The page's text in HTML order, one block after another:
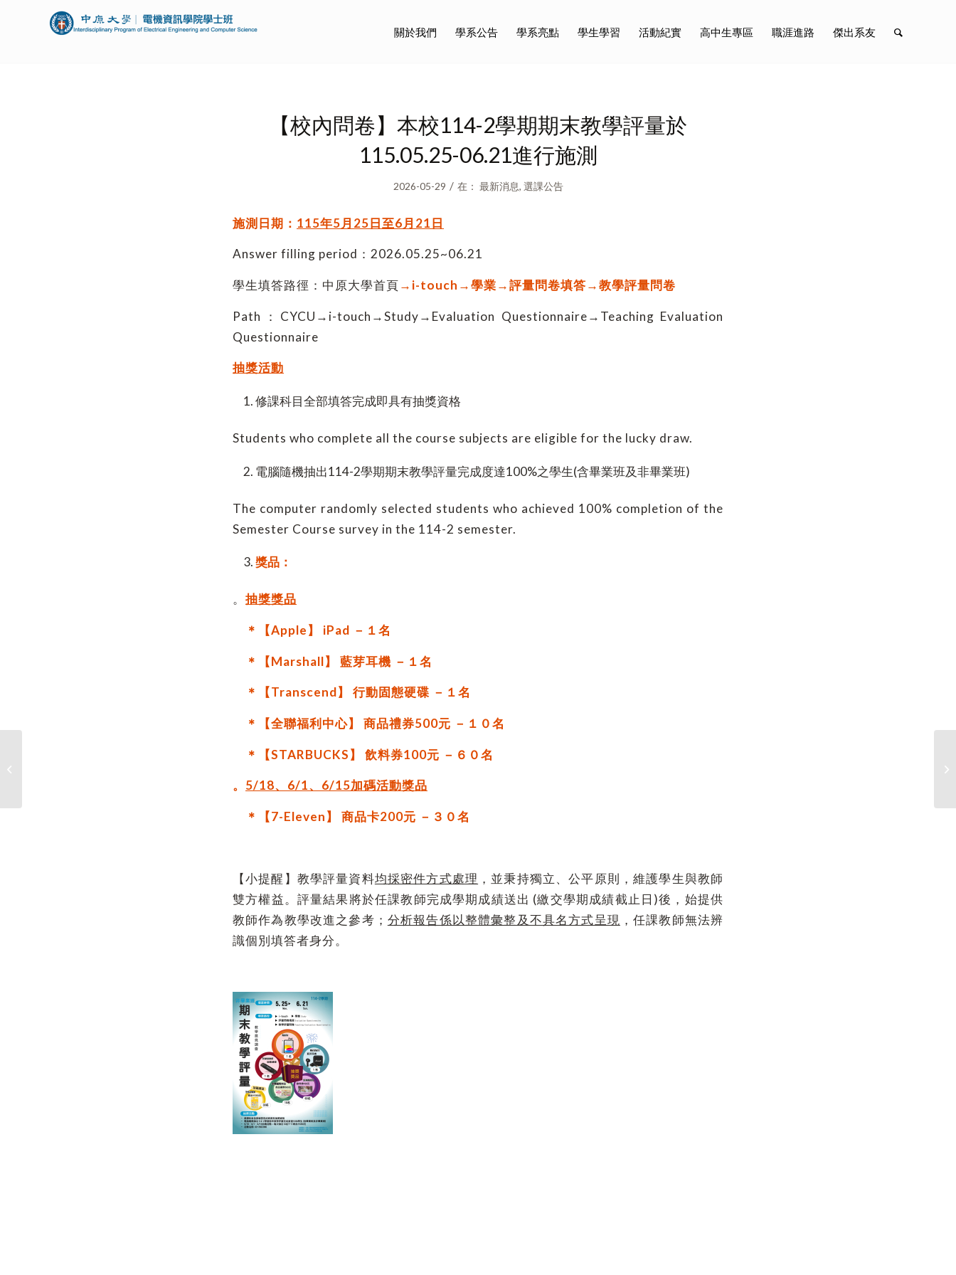
關於我們 學系公告 學系亮點 學生學習 活動紀實 高中生專區 職涯進路 傑出系友
【校內問卷】本校114-2學期期末教學評量於
115.05.25-06.21進行施測
2026-05-29 / 在： 最新消息, 選課公告
施測日期： 115年5月25日至6月21日
Answer filling period：2026.05.25~06.21
學生填答路徑：中原大學首頁→ i-touch →學業→評量問卷填答→教學評量問卷
Path：CYCU→i-touch→Study→Evaluation Questionnaire→Teaching Evaluation
Questionnaire
抽獎活動
修課科目全部填答完成即具有抽獎資格
Students who complete all the course subjects are eligible for the lucky draw.
電腦隨機抽出114-2學期期末教學評量完成度達100%之學生(含畢業班及非畢業班)
The computer randomly selected students who achieved 100% completion of the
Semester Course survey in the 114-2 semester.
獎品：
。 抽獎獎品
＊ 【Apple】 iPad －１名
＊ 【Marshall】 藍芽耳機 －１名
＊ 【Transcend】 行動固態硬碟 －１名
＊ 【全聯福利中心】 商品禮券500元 －１０名
＊ 【STARBUCKS】 飲料券100元 －６０名
。 5/18、6/1、6/15加碼活動獎品
＊ 【7-Eleven】 商品卡200元 －３０名
【小提醒】教學評量資料均採密件方式處理 ，並秉持獨立、公平原則，維護學生與教師
雙方權益。評量結果將於任課教師完成學期成績送出 (繳交學期成績截止日)後，始提供
教師作為教學改進之參考； 分析報告係以整體彙整及不具名方式呈現 ，任課教師無法辨
識個別填答者身分。